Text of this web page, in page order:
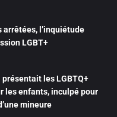
l’inquiétude
LGBT+
les LGBTQ+
les enfants, inculpé pour
mineure